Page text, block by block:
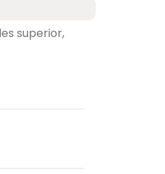
superior,